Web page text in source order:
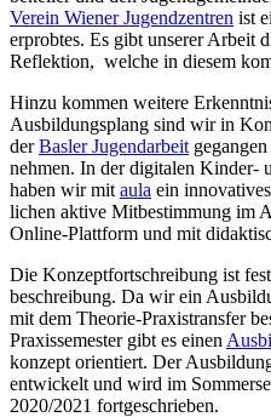
Ver­ein Wie­ner Jugend­zen­tren ist
erprob­tes. Es gibt unse­rer Arbeit
Reflek­ti­on, wel­che in die­sem
Hin­zu kom­men wei­te­re
Aus­bil­dungs­plang sind wir in
derBas­ler Jugend­ar­beit
neh­men. In der digi­ta­len Kin­­der-
haben wir mit aula ein
li­chen akti­ve Mit­be­stim­mung im
Online-Plat­t­­form und mit
Die Kon­zept­fort­schrei­bung ist
be­schrei­bung. Da wir ein
mit dem Theo­rie-Pra­xis­­tran­s­­fer
Pra­xis­se­mes­ter gibt es einen
kon­zept ori­en­tiert. Der
ent­wi­ckelt und wird im
2020/2021 fortgeschrieben.